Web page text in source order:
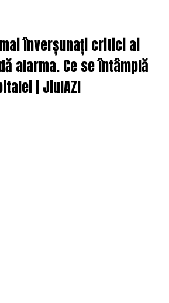
înverșunați critici ai
alarma. Ce se întâmplă
| JiulAZI